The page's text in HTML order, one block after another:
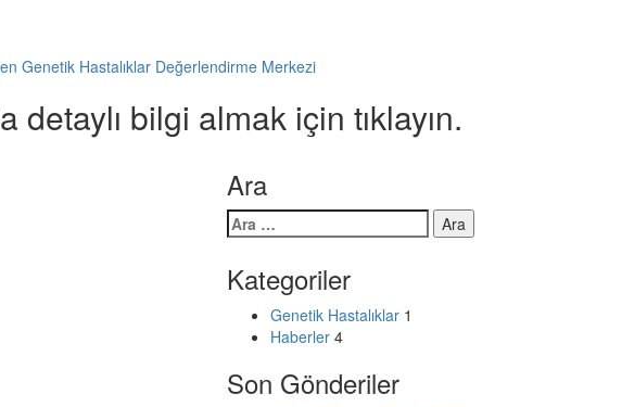
detaylı bilgi almak için tıklayın.
Ara
Arama:
Kategoriler
Genetik Hastalıklar 1
Haberler 4
Son Gönderiler